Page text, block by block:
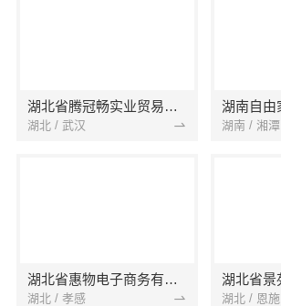
湖北省腾冠畅实业贸易有限公司
湖北 / 武汉 湖南 / 湘潭
湖北省惠物电子商务有限公司
湖北 / 孝感 湖北 / 恩施